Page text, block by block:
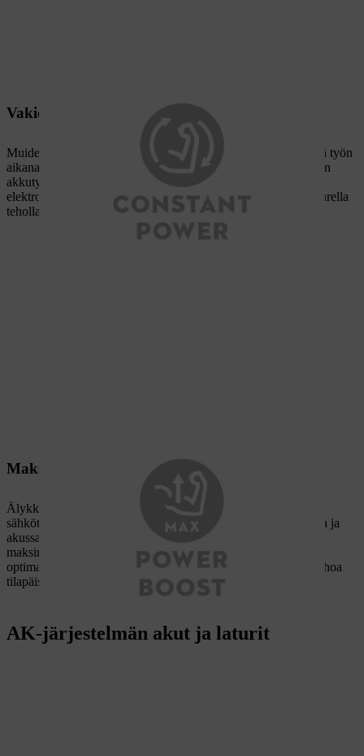
Vakioteho akun varaustilasta riippumatta
Muiden akkutyökalumerkkien suorituskyky heikkenee yleensä työn
aikana akun purkautuessa. Näin ei ole STIHL AK -järjestelmän
akkutyökaluissa, joissa on vakiotehotoiminto. Älykkään
elektroniikan ansiosta STIHL-sähkötyökalu toimii tasaisen suurella
teholla.
Maksimaalinen suorituskyvyn parannus
Älykkään elektroniikan ansiosta STIHL AK -järjestelmän
sähkötyökalut ja akut kommunikoivat keskenään. Jos laitteessa ja
akussa on POWER BOOST -toiminto, akku tuottaa aina
maksimaalisen tehon kulloiseenkin käyttötarkoitukseen. Akun
optimaalisen käyttöiän varmistamiseksi sähkötyökalu säätää tehoa
tilapäisesti, jos käyttö on liian intensiivistä.
AK-järjestelmän akut ja laturit